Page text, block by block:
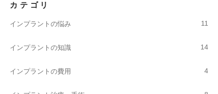
カテゴリ
インプラントの悩み 11
インプラントの知識 14
インプラントの費用 4